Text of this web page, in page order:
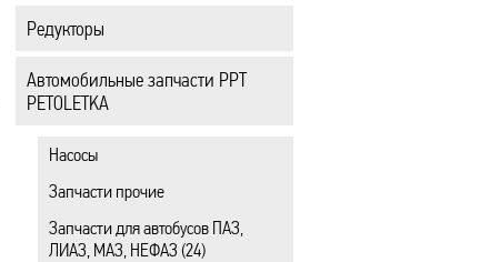
Редукторы
Автомобильные запчасти PPT
PETOLETKA
Насосы
Запчасти прочие
Запчасти для автобусов ПАЗ,
ЛИАЗ, МАЗ, НЕФАЗ (24)